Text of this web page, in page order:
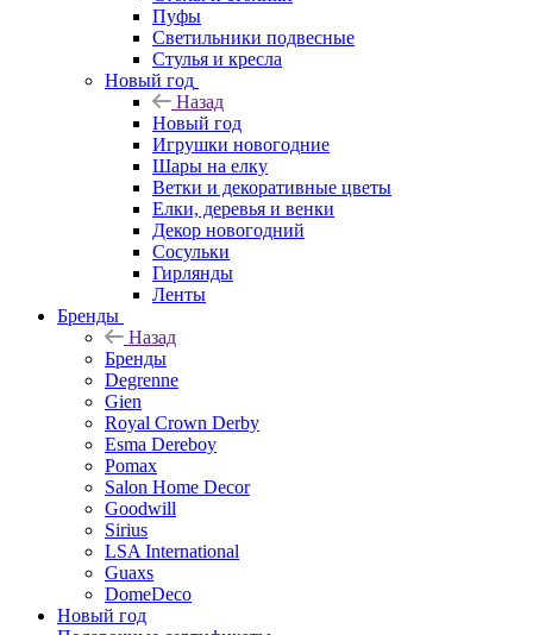
Пуфы
Светильники подвесные
Стулья и кресла
Новый год
Назад
Новый год
Игрушки новогодние
Шары на елку
Ветки и декоративные цветы
Елки, деревья и венки
Декор новогодний
Сосульки
Гирлянды
Ленты
Бренды
Назад
Бренды
Degrenne
Gien
Royal Crown Derby
Esma Dereboy
Pomax
Salon Home Decor
Goodwill
Sirius
LSA International
Guaxs
DomeDeco
Новый год